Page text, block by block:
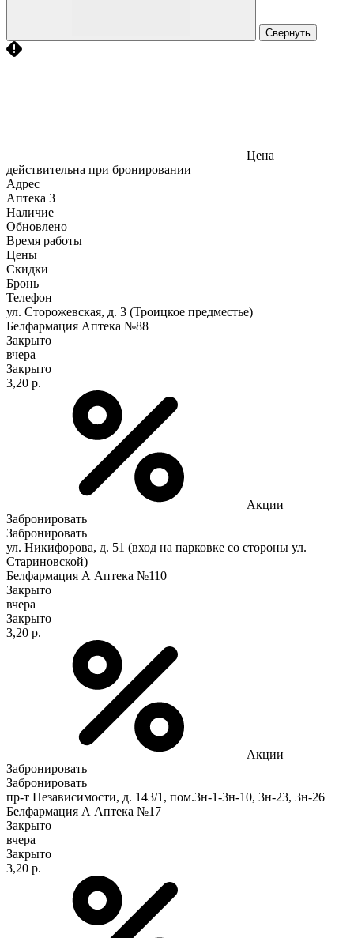
Свернуть
Цена
действительна при бронировании
Адрес
Аптека 3
Наличие
Обновлено
Время работы
Цены
Скидки
Бронь
Телефон
ул. Сторожевская, д. 3 (Троицкое предместье)
Белфармация Аптека №88
Закрыто
вчера
Закрыто
3,20 р.
Акции
Забронировать
Забронировать
ул. Никифорова, д. 51 (вход на парковке со стороны ул.
Стариновской)
Белфармация А Аптека №110
Закрыто
вчера
Закрыто
3,20 р.
Акции
Забронировать
Забронировать
пр-т Независимости, д. 143/1, пом.3н-1-3н-10, 3н-23, 3н-26
Белфармация А Аптека №17
Закрыто
вчера
Закрыто
3,20 р.